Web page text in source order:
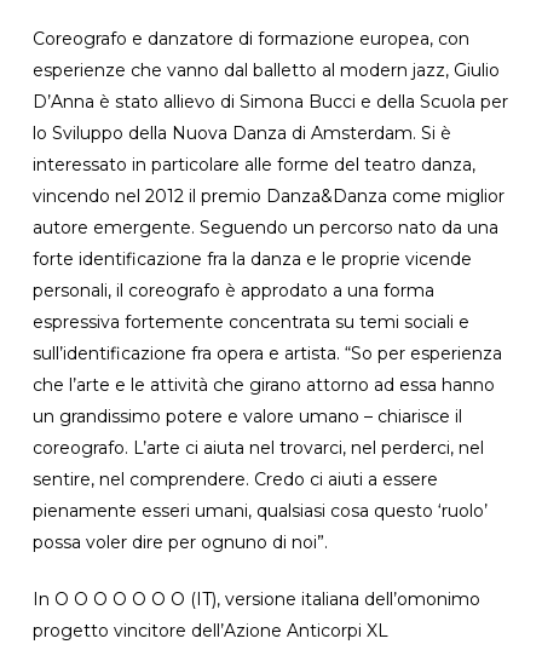
Coreografo e danzatore di formazione europea, con
esperienze che vanno dal balletto al modern jazz, Giulio
D’Anna è stato allievo di Simona Bucci e della Scuola per
lo Sviluppo della Nuova Danza di Amsterdam. Si è
interessato in particolare alle forme del teatro danza,
vincendo nel 2012 il premio Danza&Danza come miglior
autore emergente. Seguendo un percorso nato da una
forte identificazione fra la danza e le proprie vicende
personali, il coreografo è approdato a una forma
espressiva fortemente concentrata su temi sociali e
sull’identificazione fra opera e artista. “So per esperienza
che l’arte e le attività che girano attorno ad essa hanno
un grandissimo potere e valore umano – chiarisce il
coreografo. L’arte ci aiuta nel trovarci, nel perderci, nel
sentire, nel comprendere. Credo ci aiuti a essere
pienamente esseri umani, qualsiasi cosa questo ‘ruolo’
possa voler dire per ognuno di noi”.
In O O O O O O O (IT), versione italiana dell’omonimo
progetto vincitore dell’Azione Anticorpi XL